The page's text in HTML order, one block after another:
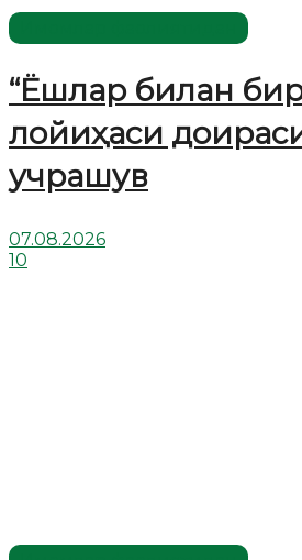
“Ёшлар билан
лойиҳаси
учрашув
07.08.2026
10